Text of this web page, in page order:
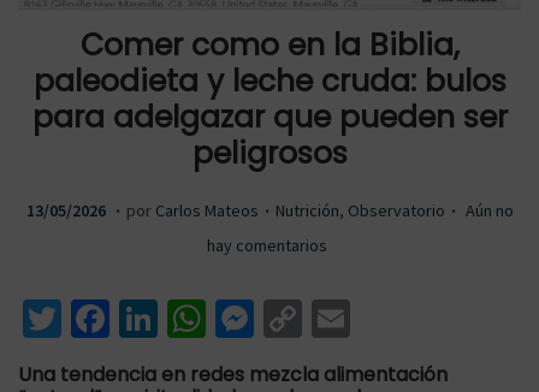
a
l
n
a
l
o
Comer como en la Biblia,
paleodieta y leche cruda: bulos
para adelgazar que pueden ser
peligrosos
P
l
c
13/05/2026 1
/
. por Carlos Mateos . P
u
c
Nutrición, Observatorio . Aún no
hay comentarios
T
wi
Fa
ce
Li
n
W
h
M
es
C
o
m
Una tendencia en redes mezcla alimentación